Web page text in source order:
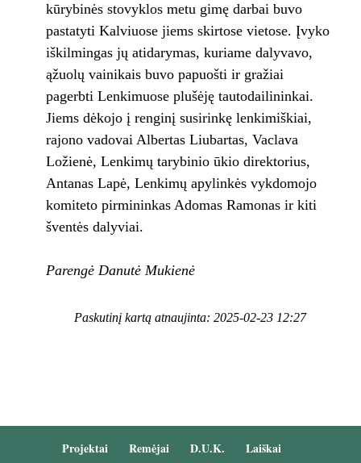
kūrybinės stovyklos metu gimę darbai buvo
pastatyti Kalviuose jiems skirtose vietose. Įvyko
iškilmingas jų atidarymas, kuriame dalyvavo,
ąžuolų vainikais buvo papuošti ir gražiai
pagerbti Lenkimuose plušėję tautodailininkai.
Jiems dėkojo į renginį susirinkę lenkimiškiai,
rajono vadovai Albertas Liubartas, Vaclava
Ložienė, Lenkimų tarybinio ūkio direktorius,
Antanas Lapė, Lenkimų apylinkės vykdomojo
komiteto pirmininkas Adomas Ramonas ir kiti
šventės dalyviai.
Parengė Danutė Mukienė
Paskutinį kartą atnaujinta: 2025-02-23 12:27
Projektai Remėjai D.U.K.
Laiškai